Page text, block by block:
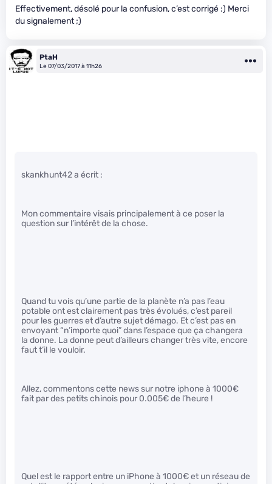
Effectivement, désolé pour la confusion, c’est corrigé :) Merci
du signalement ;)
PtaH
Le 07/03/2017 à 11h26
skankhunt42 a écrit :
Mon commentaire visais principalement à ce poser la
question sur l’intérêt de la chose.
Quand tu vois qu’une partie de la planète n’a pas l’eau
potable ont est clairement pas très évolués, c’est pareil
pour les guerres et d’autre sujet démago. Et c’est pas en
envoyant “n’importe quoi” dans l’espace que ça changera
la donne. La donne peut d’ailleurs changer très vite, encore
faut t’il le vouloir.
Allez, commentons cette news sur notre iphone à 1000€
fait par des petits chinois pour 0.005€ de l’heure !
Quel est le rapport entre un iPhone à 1000€ et un réseau de